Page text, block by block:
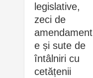
legislative,
zeci de
amendament
e și sute de
întâlniri cu
cetățenii